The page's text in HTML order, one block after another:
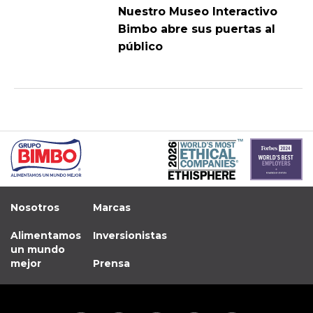
Nuestro Museo Interactivo
Bimbo abre sus puertas al
público
Nosotros
Alimentamos
un mundo
mejor
Marcas
Inversionistas
Prensa